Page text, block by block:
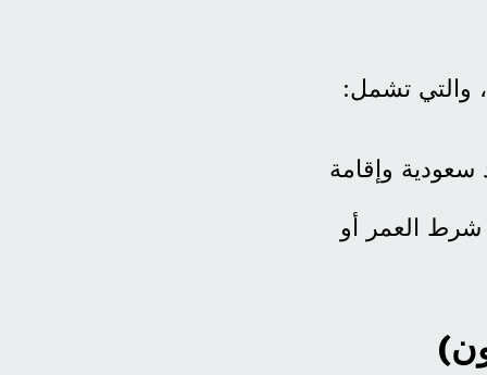
والتي تشمل:
وإقامة
شرط العمر أو